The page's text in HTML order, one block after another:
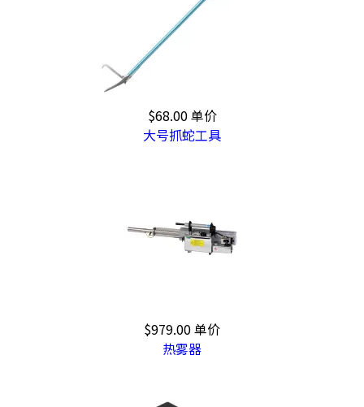
$68.00单价
大号抓蛇工具
$979.00单价
热雾器